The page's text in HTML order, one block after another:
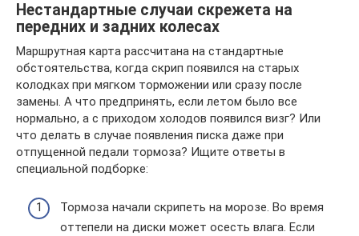
Нестандартные случаи скрежета на
передних и задних колесах
Маршрутная карта рассчитана на стандартные
обстоятельства, когда скрип появился на старых
колодках при мягком торможении или сразу после
замены. А что предпринять, если летом было все
нормально, а с приходом холодов появился визг? Или
что делать в случае появления писка даже при
отпущенной педали тормоза? Ищите ответы в
специальной подборке:
Тормоза начали скрипеть на морозе. Во время
оттепели на диски может осесть влага. Если